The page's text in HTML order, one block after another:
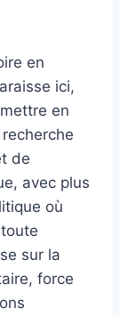
en
ici,
en
de
avec plus
où
sur la
force